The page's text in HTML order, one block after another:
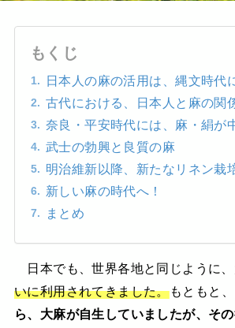
もくじ
日本人の麻の活用は、縄文時代
古代における、日本人と麻の関
奈良・平安時代には、麻・絹が
武士の勃興と良質の麻
明治維新以降、新たなリネン栽
新しい麻の時代へ！
まとめ
日本でも、世界各地と同じように、
いに利用されてきました。もともと
ら、大麻が自生していましたが、そ